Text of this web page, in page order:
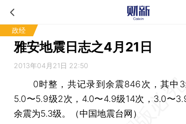
政经
雅安地震日志之4月21日
2013年04月21日 22:50
0时整，共记录到余震846次，其中3
5.0〜5.9级2次，4.0〜4.9级14次，3.0〜
余震为5.3级。（中国地震台网）